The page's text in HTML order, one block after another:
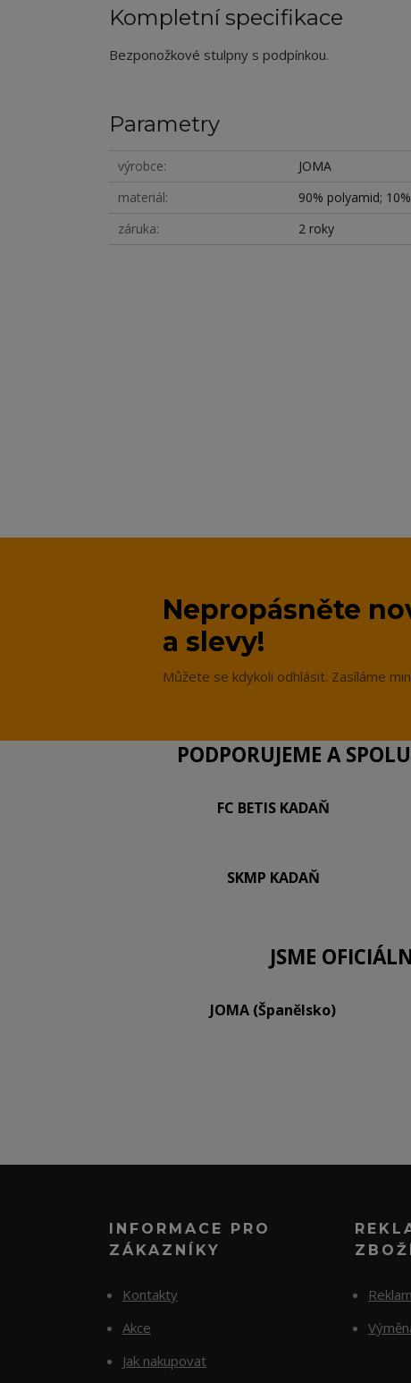
Kompletní specifikace
Bezponožkové stulpny s podpínkou.
Parametry
výrobce
JOMA
materiál
90% polyamid;
záruka
2 roky
Nepropásněte
a slevy!
Můžete se kdykoli odhlásit. Zasíláme
PODPORUJEME A
FC BETIS KADAŇ
SKMP KADAŇ
JSME
JOMA (Španělsko)
INFORMACE PRO
ZÁKAZNÍKY
Kontakty
Akce
Jak nakupovat